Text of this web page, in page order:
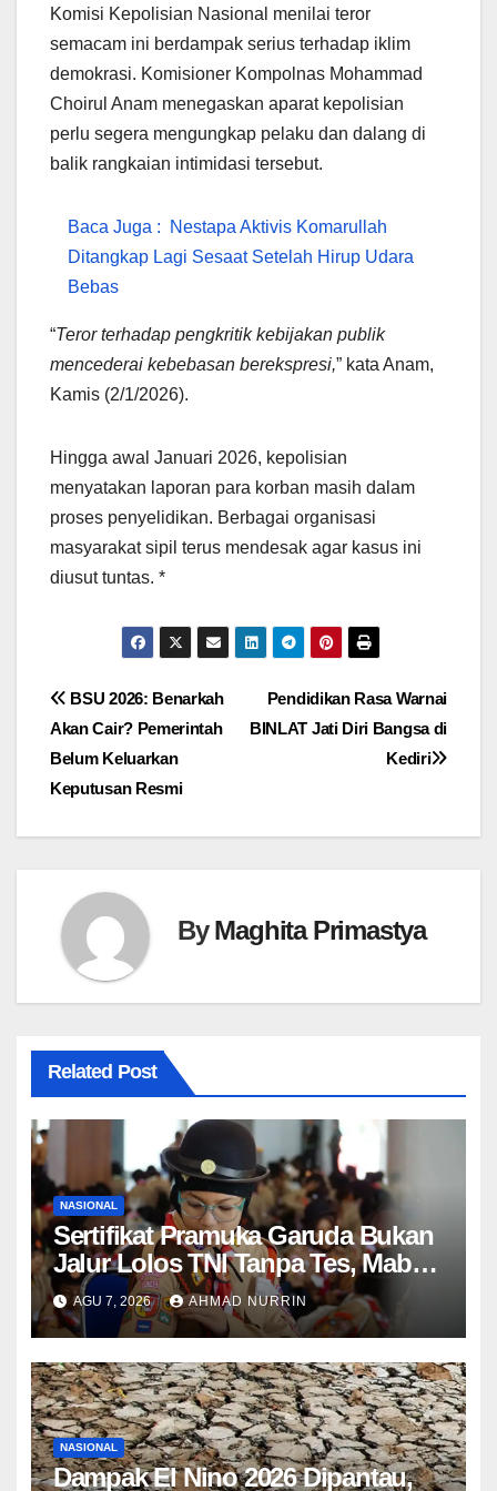
Komisi Kepolisian Nasional menilai teror
semacam ini berdampak serius terhadap iklim
demokrasi. Komisioner Kompolnas Mohammad
Choirul Anam menegaskan aparat kepolisian
perlu segera mengungkap pelaku dan dalang di
balik rangkaian intimidasi tersebut.
Baca Juga :
Nestapa Aktivis Komarullah
Ditangkap Lagi Sesaat Setelah Hirup Udara
Bebas
“Teror terhadap pengkritik kebijakan publik
mencederai kebebasan berekspresi,” kata Anam,
Kamis (2/1/2026).
Hingga awal Januari 2026, kepolisian
menyatakan laporan para korban masih dalam
proses penyelidikan. Berbagai organisasi
masyarakat sipil terus mendesak agar kasus ini
diusut tuntas. *
Navigasi
pos
Pendidikan Rasa Warnai
BINLAT Jati Diri Bangsa di
Kediri
BSU 2026: Benarkah
Akan Cair? Pemerintah
Belum Keluarkan
Keputusan Resmi
ByMaghita Primastya
Related Post
NASIONAL
Sertifikat Pramuka Garuda Bukan
Jalur Lolos TNI Tanpa Tes, Mabes
TNI Tegaskan Aturan Seleksi 2025
AGU 7, 2026 AHMAD NURRIN
NASIONAL
Dampak El Nino 2026 Dipantau,